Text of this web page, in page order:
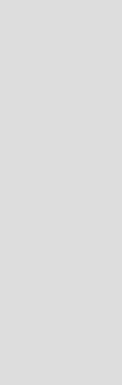
ribattono ai Giovani